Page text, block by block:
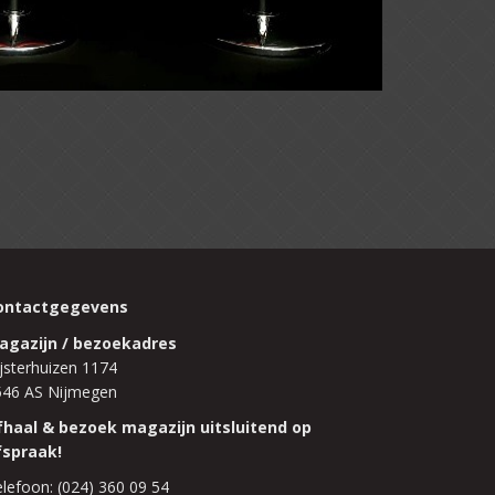
/ bezoekadres
1174
AS Nijmegen
& bezoek magazijn uitsluitend op
(024) 360 09 54